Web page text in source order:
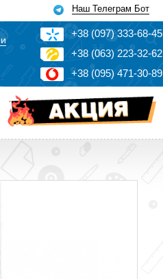
Наш Телеграм Бот
+38 (097)333-68-45
+38 (063) 223-32-62
+38 (095) 471-30-89